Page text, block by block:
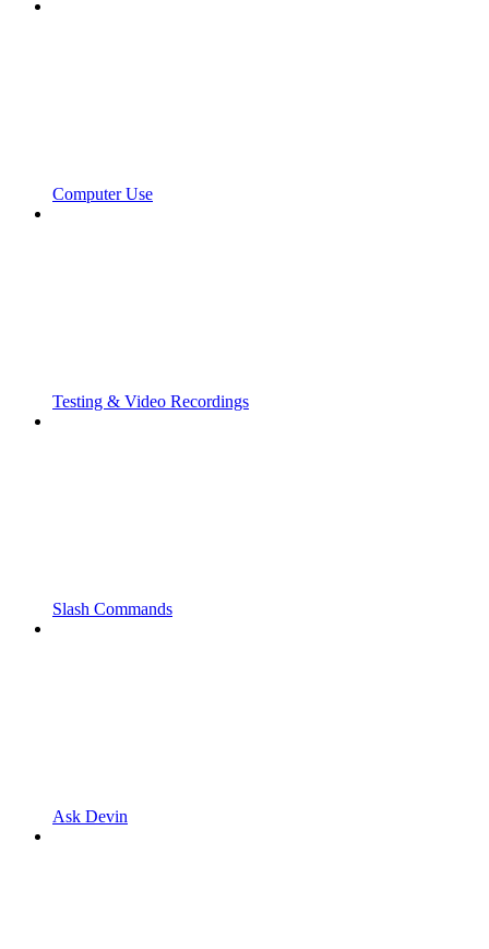
Computer Use
Testing & Video Recordings
Slash Commands
Ask Devin